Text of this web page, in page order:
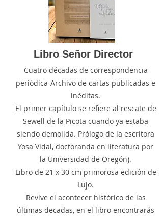
Libro Señor Director
Cuatro décadas de correspondencia
periódica-Archivo de cartas publicadas e
inéditas.
El primer capítulo se refiere al rescate de
Sewell de la Picota cuando ya estaba
siendo demolida. Prólogo de la escritora
Yosa Vidal, doctoranda en literatura por
la Universidad de Oregón).
Libro de 21 x 30 cm primorosa edición de
Lujo.
Revive el acontecer histórico de las
últimas decadas, en el libro encontrarás